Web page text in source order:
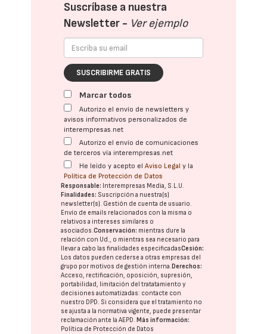
Suscríbase a nuestra
Newsletter - Ver ejemplo
SUSCRIBIRME GRATIS
Marcar todos
Autorizo el envío de newsletters y
avisos informativos personalizados de
interempresas.net
Autorizo el envío de comunicaciones
de terceros vía interempresas.net
He leído y acepto elAviso Legal y la
Política de Protección de Datos
Responsable: Interempresas Media, S.L.U.
Finalidades: Suscripción a nuestra(s)
newsletter(s). Gestión de cuenta de usuario.
Envío de emails relacionados con la misma o
relativos a intereses similares o
asociados.Conservación: mientras dure la
relación con Ud., o mientras sea necesario para
llevar a cabo las finalidades especificadasCesión:
Los datos pueden cederse a otras empresas del
grupo por motivos de gestión interna. Derechos:
Acceso, rectificación, oposición, supresión,
portabilidad, limitación del tratatamiento y
decisiones automatizadas: contacte con
nuestro DPD. Si considera que el tratamiento no
se ajusta a la normativa vigente, puede presentar
reclamación ante laAEPD. Más información:
Política de Protección de Datos